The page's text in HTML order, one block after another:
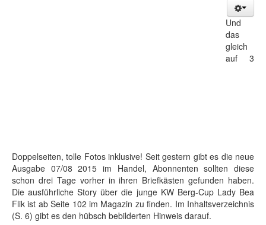
Und
das
gleich
auf 3
Doppelseiten, tolle Fotos inklusive! Seit gestern gibt es die neue
Ausgabe 07/08 2015 im Handel, Abonnenten sollten diese
schon drei Tage vorher in ihren Briefkästen gefunden haben.
Die ausführliche Story über die junge KW Berg-Cup Lady Bea
Flik ist ab Seite 102 im Magazin zu finden. Im Inhaltsverzeichnis
(S. 6) gibt es den hübsch bebilderten Hinweis darauf.